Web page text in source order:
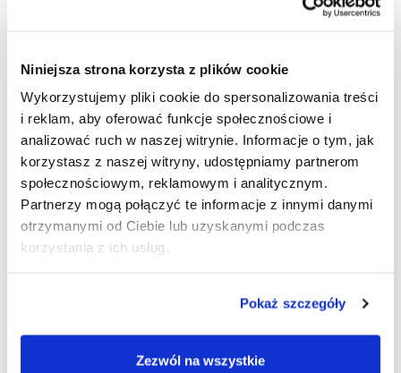
Niniejsza strona korzysta z plików cookie
Wykorzystujemy pliki cookie do spersonalizowania treści
i reklam, aby oferować funkcje społecznościowe i
analizować ruch w naszej witrynie. Informacje o tym, jak
korzystasz z naszej witryny, udostępniamy partnerom
społecznościowym, reklamowym i analitycznym.
Partnerzy mogą połączyć te informacje z innymi danymi
otrzymanymi od Ciebie lub uzyskanymi podczas
korzystania z ich usług.
Pokaż szczegóły
Zezwól na wszystkie
Asortyment części Valtra obejmuje częśi do wielu
maszynę posiadasz, z łatwością możesz poszukać
niezbędnych elementów. Znajdziesz u nas części
zamienne do Valtry z różnych obszarów maszyny,
takich jak:
części silnikowe,
elementy układu hydraulicznego,
komponenty układu hamulcowego,
części podwozia i układu jezdnego,